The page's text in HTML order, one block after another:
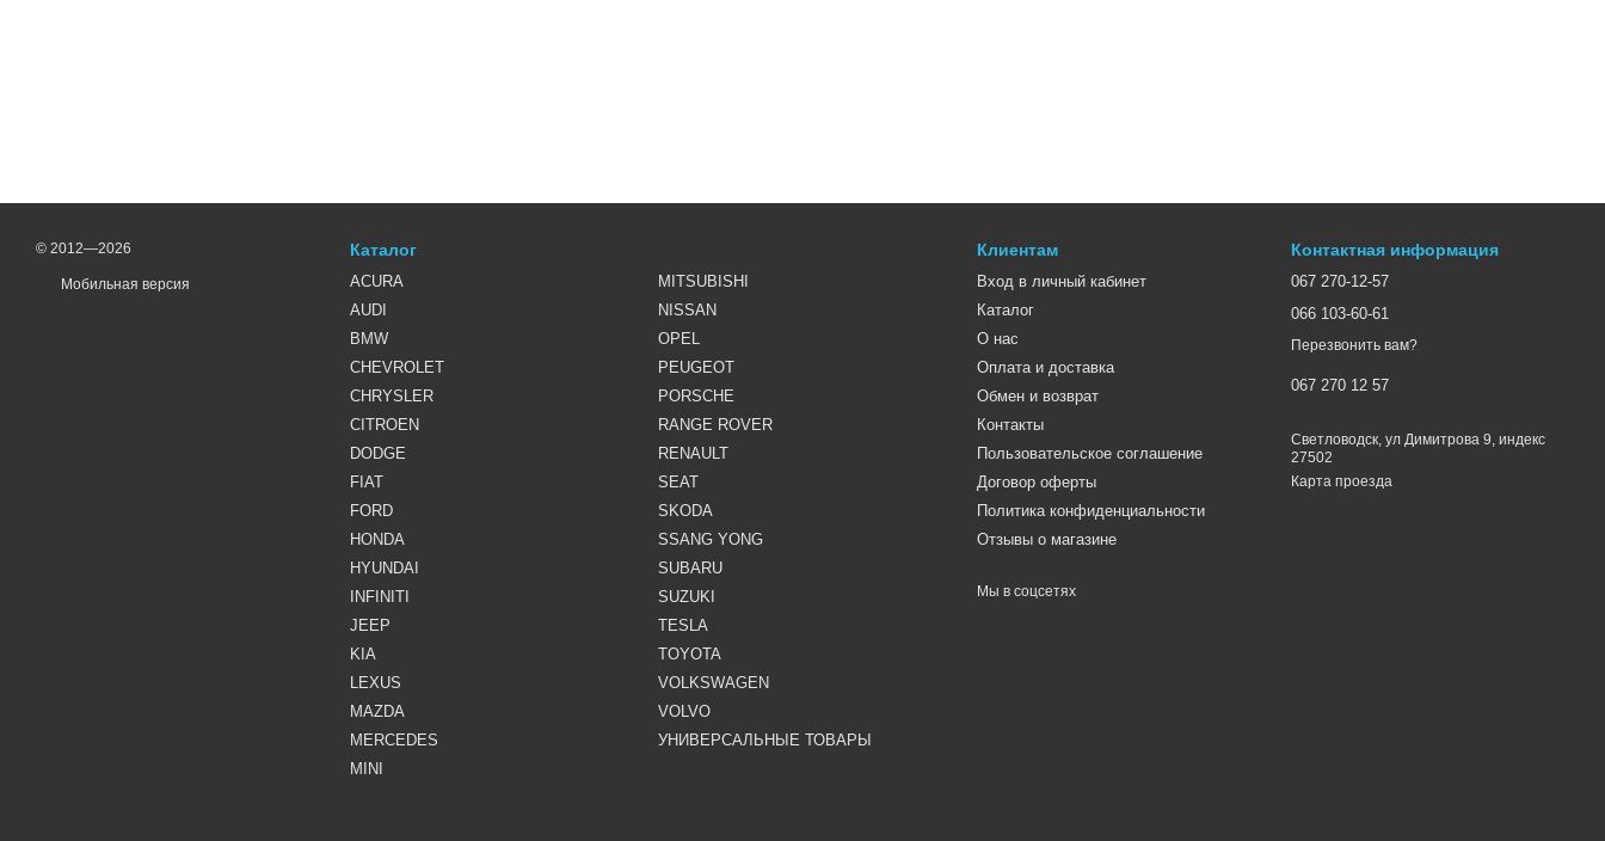
© 2012—2026
Мобильная версия
Каталог
ACURA
AUDI
BMW
CHEVROLET
CHRYSLER
CITROEN
DODGE
FIAT
FORD
HONDA
HYUNDAI
INFINITI
JEEP
KIA
LEXUS
MAZDA
MERCEDES
MINI
MITSUBISHI
NISSAN
OPEL
PEUGEOT
PORSCHE
RANGE ROVER
RENAULT
SEAT
SKODA
SSANG YONG
SUBARU
SUZUKI
TESLA
TOYOTA
VOLKSWAGEN
VOLVO
УНИВЕРСАЛЬНЫЕ ТОВАРЫ
Клиентам
Вход в личный кабинет
Каталог
О нас
Оплата и доставка
Обмен и возврат
Контакты
Пользовательское соглашение
Договор оферты
Политика конфиденциальности
Отзывы о магазине
Мы в соцсетях
Контактная информация
067 270-12-57
066 103-60-61
Перезвонить вам?
067 270 12 57
Светловодск, ул Димитрова 9, индекс
27502
Карта проезда